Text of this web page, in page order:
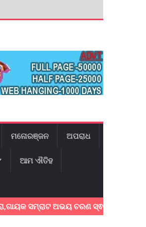
ମନୋରଞ୍ଜନ ଅପରାଧ
ଆମ ଐତିହ
ଅଭୟ ଚରଣ ସ୍ଵାଇଁଙ୍କ ଅଶ୍ରୁଳ